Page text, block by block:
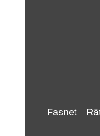
Fasnet -